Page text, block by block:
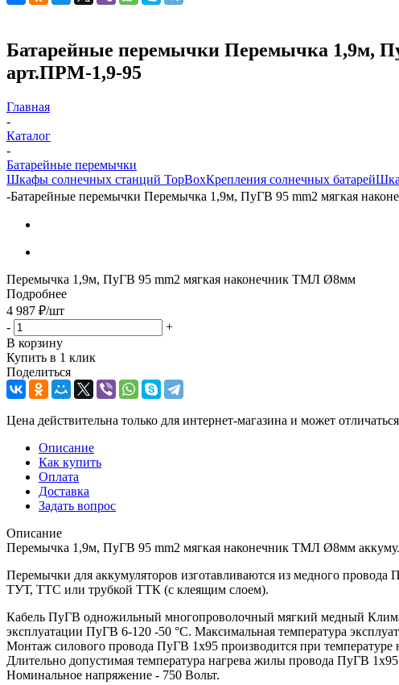
Батарейные перемычки Перемычка 1,9м,
арт.ПРМ-1,9-95
Главная
-
Каталог
-
Батарейные перемычки
Шкафы солнечных станций TopBoxКрепления солнечных батарей
-Батарейные перемычки Перемычка 1,9м, ПуГВ 95 mm2 мягкая
Перемычка 1,9м, ПуГВ 95 mm2 мягкая наконечник ТМЛ Ø8мм
Подробнее
4 987 ₽/шт
-
+
В корзину
Купить в 1 клик
Поделиться
Цена действительна только для интернет-магазина и может
Описание
Как купить
Оплата
Доставка
Задать вопрос
Описание
Перемычка 1,9м, ПуГВ 95 mm2 мягкая наконечник ТМЛ Ø8мм
Перемычки для аккумуляторов изготавливаются из медного
ТУТ, ТТС или трубкой ТТК (с клеящим слоем).
Кабель ПуГВ одножильный многопроволочный мягкий медный
эксплуатации ПуГВ 6-120 -50 °С. Максимальная температура
Монтаж силового провода ПуГВ 1х95 производится при
Длительно допустимая температура нагрева жилы провода ПуГВ
Номинальное напряжение - 750 Вольт.